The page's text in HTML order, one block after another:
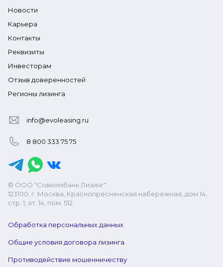
Новости
Карьера
Контакты
Реквизиты
Инвесторам
Отзыв доверенностей
Регионы лизинга
info@evoleasing.ru
8 800 333 75 75
© ООО "Совкомбанк Лизинг"
123100, г. Москва, Краснопресненская набережная, дом 14,
стр. 1, эт. 14, пом. 512
Обработка персональных данных
Общие условия договора лизинга
Противодействие мошенничеству